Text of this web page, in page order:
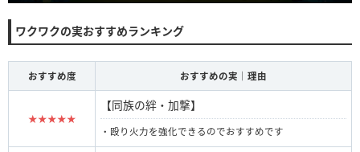
ワクワクの実おすすめランキング
おすすめ度 おすすめの実｜理由
★★★★★
【同族の絆・加撃】
・殴り火力を強化できるのでおすすめです